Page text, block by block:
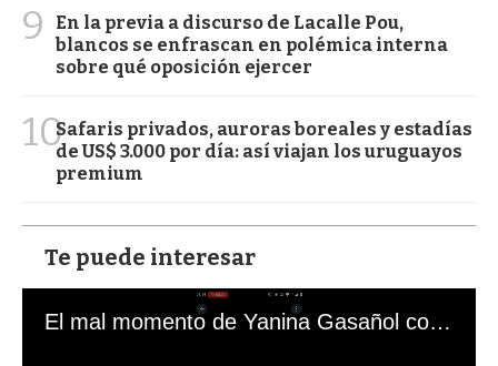
9
En la previa a discurso de Lacalle Pou,
blancos se enfrascan en polémica interna
sobre qué oposición ejercer
10Safaris privados, auroras boreales y estadías
de US$ 3.000 por día: así viajan los uruguayos
premium
Te puede interesar
El mal momento de Yanina Gasañol con un hincha argentino en "Subrayado"